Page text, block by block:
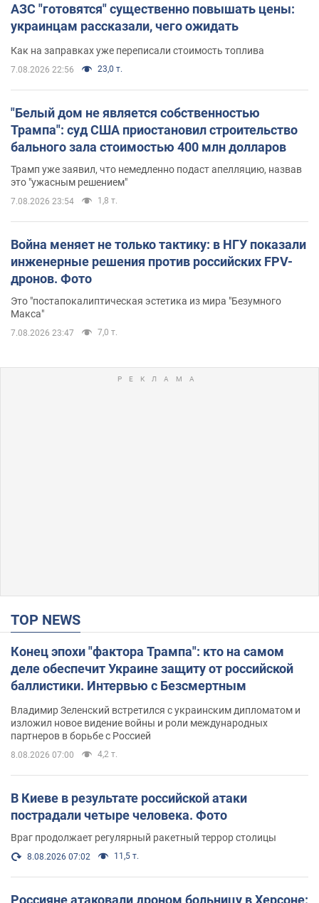
АЗС "готовятся" существенно повышать цены:
украинцам рассказали, чего ожидать
Как на заправках уже переписали стоимость топлива
7.08.2026 22:56 23,0 т.
"Белый дом не является собственностью
Трампа": суд США приостановил строительство
бального зала стоимостью 400 млн долларов
Трамп уже заявил, что немедленно подаст апелляцию, назвав
это "ужасным решением"
7.08.2026 23:54 1,8 т.
Война меняет не только тактику: в НГУ показали
инженерные решения против российских FPV-
дронов. Фото
Это "постапокалиптическая эстетика из мира "Безумного
Макса"
7.08.2026 23:47 7,0 т.
TOP NEWS
Конец эпохи "фактора Трампа": кто на самом
деле обеспечит Украине защиту от российской
баллистики. Интервью с Безсмертным
Владимир Зеленский встретился с украинским дипломатом и
изложил новое видение войны и роли международных
партнеров в борьбе с Россией
8.08.2026 07:00 4,2 т.
В Киеве в результате российской атаки
пострадали четыре человека. Фото
Враг продолжает регулярный ракетный террор столицы
8.08.2026 07:02 11,5 т.
Россияне атаковали дроном больницу в Херсоне: